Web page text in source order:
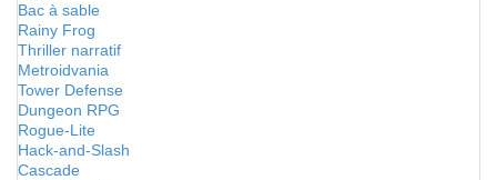
Bac à sable
Rainy Frog
Thriller narratif
Metroidvania
Tower Defense
Dungeon RPG
Rogue-Lite
Hack-and-Slash
Cascade